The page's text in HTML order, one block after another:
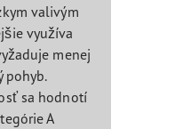
valivým
využíva
menej
pohyb.
sa hodnotí
A